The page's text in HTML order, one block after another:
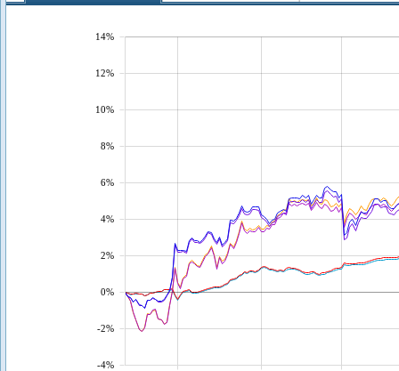
-4%
-2%
0%
2%
4%
6%
8%
10%
12%
14%